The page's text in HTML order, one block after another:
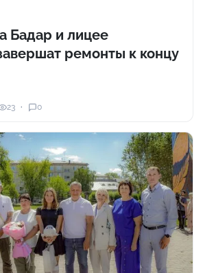
Бадар и лицее
ремонты к концу
23 0